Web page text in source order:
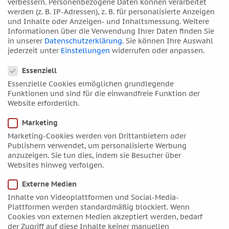
April 2019
März 2019
Februar 2019
Januar 2019
Dezember 2018
November 2018
Oktober 2018
August 2018
Juli 2018
Juni 2018
Mai 2018
April 2018
März 2018
Februar 2018
Januar 2018
verbessern. Personenbezogene Daten können verarbeitet
werden (z. B. IP-Adressen), z. B. für personalisierte Anzeigen
und Inhalte oder Anzeigen- und Inhaltsmessung. Weitere
Informationen über die Verwendung Ihrer Daten finden Sie
in unserer Datenschutzerklärung. Sie können Ihre Auswahl
jederzeit unter Einstellungen widerrufen oder anpassen.
Essenziell
Essenzielle Cookies ermöglichen grundlegende
Funktionen und sind für die einwandfreie Funktion der
Website erforderlich.
Marketing
Marketing-Cookies werden von Drittanbietern oder
Publishern verwendet, um personalisierte Werbung
anzuzeigen. Sie tun dies, indem sie Besucher über
Websites hinweg verfolgen.
Externe Medien
Inhalte von Videoplattformen und Social-Media-
Plattformen werden standardmäßig blockiert. Wenn
Cookies von externen Medien akzeptiert werden, bedarf
der Zugriff auf diese Inhalte keiner manuellen